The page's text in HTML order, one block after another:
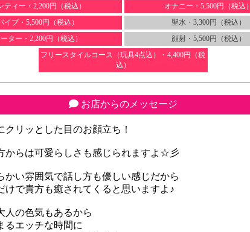
ティー・2,200円（税込）
オナニー・5,500円（税込）
イブ・5,500円（税込）
聖水・3,300円（税込）
ター・2,200円（税込）
顔射・5,500円（税込）
フリースタイルコース（玩具4点込）・4,400円（税
込）
お店からのメッセージ
クリッとした目のお顔立ち！
からは可愛らしさも感じられますよ☆彡
かい雰囲気で話し方も優しい感じだから
けで貴方も癒されてくると思いますよ♪
人の色気もあるから
るエッチな時間に